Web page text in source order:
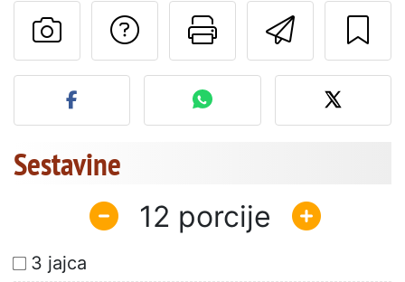
Pošlji
Natisni to
Postavite
Objavite svojo fotografijo
Sestavine
12
3 jajca